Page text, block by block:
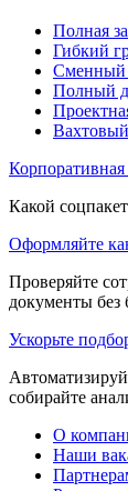
Полная
Гибкий
Сменный
Полный
Какой
Оформляйте
Проверяйте
документы без
Ускорьте
собирайте
О
Наши